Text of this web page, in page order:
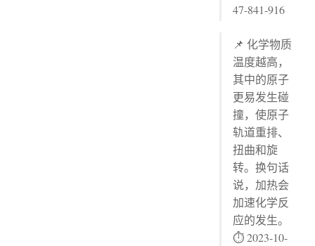
47-841-916
📌 化学物质
温度越高，
其中的原子
更易发生碰
撞，使原子
轨道重排、
扭曲和旋
转。换句话
说，加热会
加速化学反
应的发生。
⏱ 2023-10-